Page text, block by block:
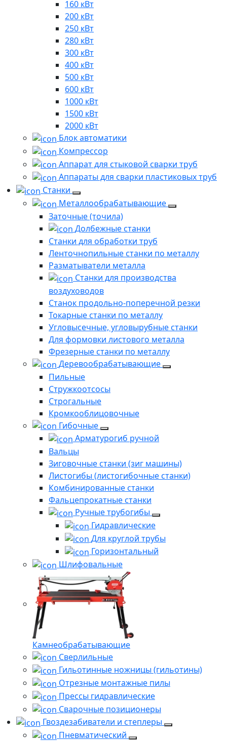
160 кВт
200 кВт
250 кВт
280 кВт
300 кВт
400 кВт
500 кВт
600 кВт
1000 кВт
1500 кВт
2000 кВт
Блок автоматики
Компрессор
Аппарат для стыковой сварки труб
Аппараты для сварки пластиковых труб
Станки
Металлообрабатывающие
Заточные (точила)
Долбежные станки
Станки для обработки труб
Ленточнопильные станки по металлу
Разматыватели металла
Станки для производства
воздуховодов
Станок продольно-поперечной резки
Токарные станки по металлу
Угловысечные, угловырубные станки
Для формовки листового металла
Фрезерные станки по металлу
Деревообрабатывающие
Пильные
Стружкоотсосы
Строгальные
Кромкооблицовочные
Гибочные
Арматурогиб ручной
Вальцы
Зиговочные станки (зиг машины)
Листогибы (листогибочные станки)
Комбинированные станки
Фальцепрокатные станки
Ручные трубогибы
Гидравлические
Для круглой трубы
Горизонтальный
Шлифовальные
Камнеобрабатывающие
Сверлильные
Гильотинные ножницы (гильотины)
Отрезные монтажные пилы
Прессы гидравлические
Сварочные позиционеры
Гвоздезабиватели и степлеры
Пневматический